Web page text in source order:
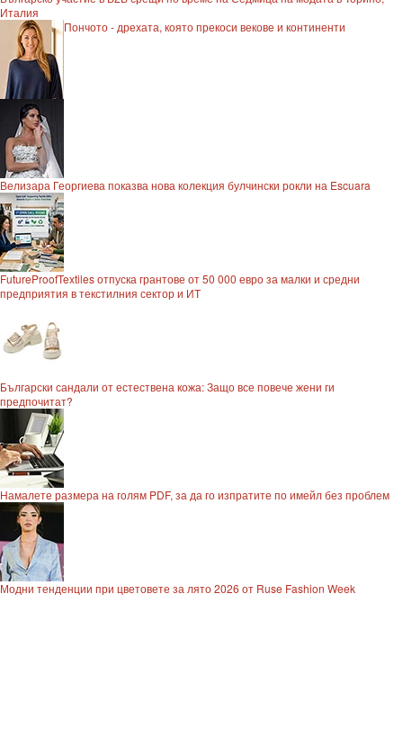
Италия
Пончото - дрехата, която прекоси векове и континенти
Велизара Георгиева показва нова колекция булчински рокли на Escuara
FutureProofTextiles отпуска грантове от 50 000 евро за малки и средни
предприятия в текстилния сектор и ИТ
Български сандали от естествена кожа: Защо все повече жени ги
предпочитат?
Намалете размера на голям PDF, за да го изпратите по имейл без проблем
Модни тенденции при цветовете за лято 2026 от Ruse Fashion Week